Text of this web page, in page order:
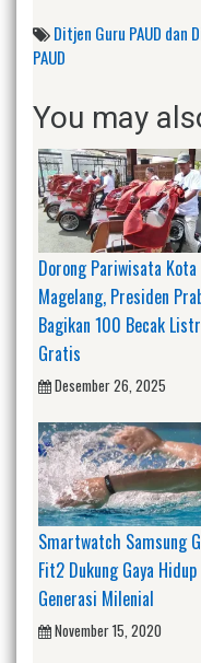
Ditjen Guru PAUD dan
PAUD
You may
Dorong Pariwisata Kota
Magelang, Presiden
Bagikan 100 Becak
Gratis
Desember 26, 2025
Smartwatch Samsung
Fit2 Dukung Gaya Hidup
Generasi Milenial
November 15, 2020